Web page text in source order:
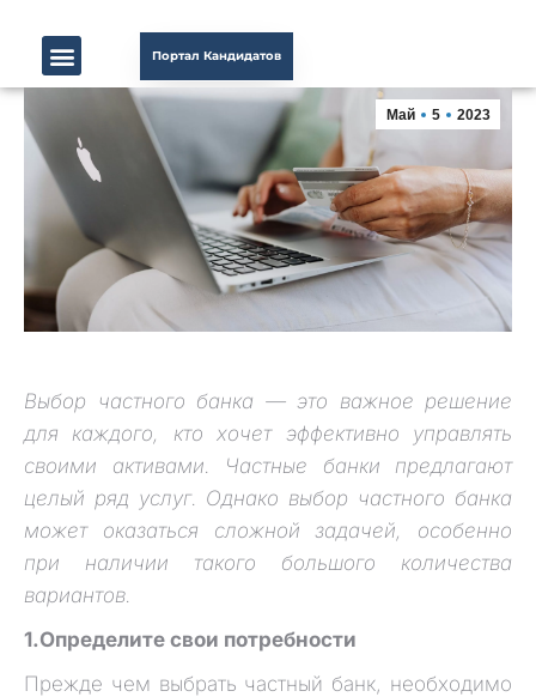
Портал Кандидатов
Май 5 2023
Выбор частного банка — это важное решение
для каждого, кто хочет эффективно управлять
своими активами. Частные банки предлагают
целый ряд услуг. Однако выбор частного банка
может оказаться сложной задачей, особенно
при наличии такого большого количества
вариантов.
1.Определите свои потребности
Прежде чем выбрать частный банк, необходимо